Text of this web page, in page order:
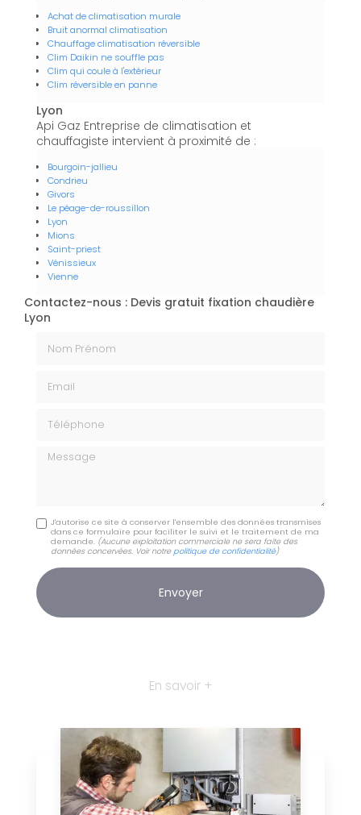
Achat de climatisation murale
Bruit anormal climatisation
Chauffage climatisation réversible
Clim Daikin ne souffle pas
Clim qui coule à l'extérieur
Clim réversible en panne
Lyon
Api Gaz Entreprise de climatisation et
chauffagiste intervient à proximité de :
Bourgoin-jallieu
Condrieu
Givors
Le péage-de-roussillon
Lyon
Mions
Saint-priest
Vénissieux
Vienne
Contactez-nous : Devis gratuit fixation chaudière
Lyon
Message
J'autorise ce site à conserver l'ensemble des données transmises
dans ce formulaire pour faciliter le suivi et le traitement de ma
demande. (Aucune exploitation commerciale ne sera faite des
données concervées. Voir notrepolitique de confidentialité)
En savoir +